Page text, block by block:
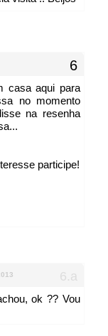
casa aqui para
no momento
na resenha
participe!
ok ?? Vou